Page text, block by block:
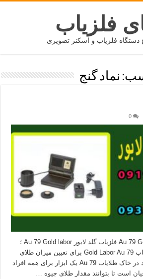
فلزیاب
دستگاه فلزیاب و اسکنر تصویری
نماد گنج
0
فلزیاب گلد لابور Au 79 Gold labor فلزیاب گلد لابور Au 79 Gold labor ؛
آزمایشگاه طلایابی با فلزیاب Gold Labor Au 79 برای تعیین میزان طلای
جیوه و مواد معدنی موجود در خاک طلایاب Au 79 یک ابزار برای همه افراد
است تا بتوانند مقدار طلای جیوه …